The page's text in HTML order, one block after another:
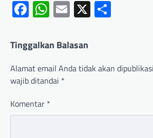
Facebook
WhatsApp
Email
X
Tinggalkan Balasan
Alamat email Anda tidak akan
wajib ditandai *
Komentar *